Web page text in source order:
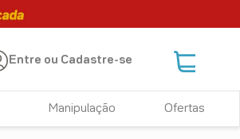
Entre ou Cadastre-se
Manipulação Ofertas